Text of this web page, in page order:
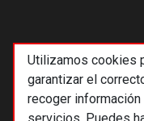
Utilizamos cookies
garantizar el
recoger